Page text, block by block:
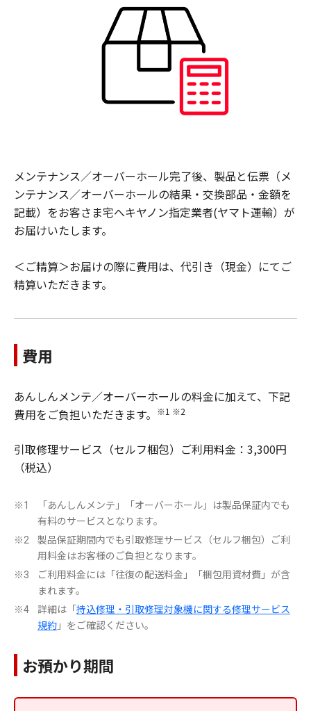
メンテナンス／オーバーホール完了後、製品と伝票（メ
ンテナンス／オーバーホールの結果・交換部品・金額を
記載）をお客さま宅へキヤノン指定業者(ヤマト運輸）が
お届けいたします。
＜ご精算＞お届けの際に費用は、代引き（現金）にてご
精算いただきます。
費用
あんしんメンテ／オーバーホールの料金に加えて、下記
費用をご負担いただきます。
※1 ※2
引取修理サービス（セルフ梱包）ご利用料金：3,300円
（税込）
※1
「あんしんメンテ」「オーバーホール」は製品保証内でも
有料のサービスとなります。
※2
製品保証期間内でも引取修理サービス（セルフ梱包）ご利
用料金はお客様のご負担となります。
※3
ご利用料金には「往復の配送料金」「梱包用資材費」が含
まれます。
※4 詳細は「持込修理・引取修理対象機に関する修理サービス
規約 」をご確認ください。
お預かり期間